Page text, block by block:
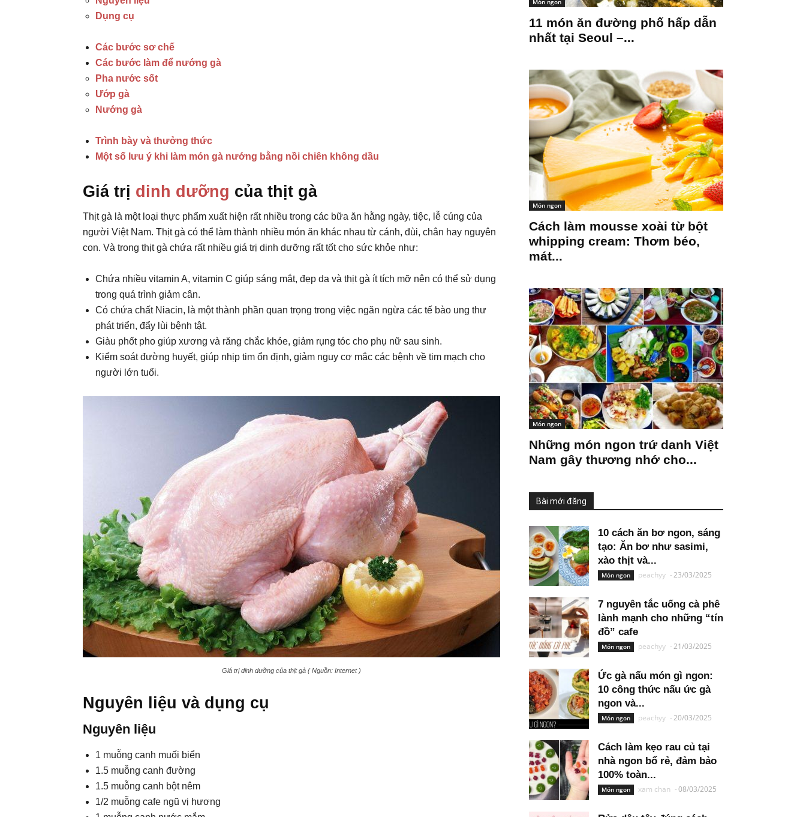
Dụng cụ
Các bước sơ chế
Các bước làm để nướng gà
Pha nước sốt
Ướp gà
Nướng gà
Trình bày và thưởng thức
Một số lưu ý khi làm món gà nướng bằng nồi chiên không dầu
Giá trị dinh dưỡng của thịt gà
Thịt gà là một loại thực phẩm xuất hiện rất nhiều trong các bữa ăn hằng ngày, tiệc, lễ cúng của
người Việt Nam. Thịt gà có thể làm thành nhiều món ăn khác nhau từ cánh, đùi, chân hay nguyên
con. Và trong thịt gà chứa rất nhiều giá trị dinh dưỡng rất tốt cho sức khỏe như:
Chứa nhiều vitamin A, vitamin C giúp sáng mắt, đẹp da và thịt gà ít tích mỡ nên có thể sử dụng
trong quá trình giảm cân.
Có chứa chất Niacin, là một thành phần quan trọng trong việc ngăn ngừa các tế bào ung thư
phát triển, đẩy lùi bệnh tật.
Giàu phốt pho giúp xương và răng chắc khỏe, giảm rụng tóc cho phụ nữ sau sinh.
Kiểm soát đường huyết, giúp nhịp tim ổn định, giảm nguy cơ mắc các bệnh về tim mạch cho
người lớn tuổi.
Giá trị dinh dưỡng của thịt gà ( Nguồn: Internet )
Nguyên liệu và dụng cụ
Nguyên liệu
1 muỗng canh muối biển
1.5 muỗng canh đường
1.5 muỗng canh bột nêm
1/2 muỗng cafe ngũ vị hương
Món ngon
11 món ăn đường phố hấp dẫn
nhất tại Seoul –...
Món ngon
Cách làm mousse xoài từ bột
whipping cream: Thơm béo,
mát...
Món ngon
Những món ngon trứ danh Việt
Nam gây thương nhớ cho...
Bài mới đăng
10 cách ăn bơ ngon, sáng
tạo: Ăn bơ như sasimi,
xào thịt và...
Món ngon peachyy -23/03/2025
7 nguyên tắc uống cà phê
lành mạnh cho những “tín
đồ” cafe
Món ngon peachyy -21/03/2025
Ức gà nấu món gì ngon:
10 công thức nấu ức gà
ngon và...
Món ngon peachyy -20/03/2025
Cách làm kẹo rau củ tại
nhà ngon bổ rẻ, đảm bảo
100% toàn...
Món ngon xam chan -08/03/2025